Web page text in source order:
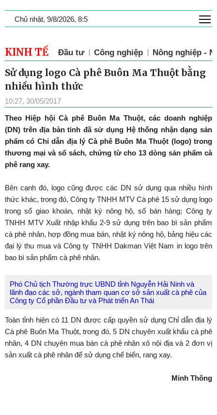
Chủ nhật, 9/8/2026, 8:5
KINH TẾ Đầu tư Công nghiệp Nông nghiệp -
Sử dụng logo Cà phê Buôn Ma Thuột bằng
nhiều hình thức
10:27, 30/05/2017
Theo Hiệp hội Cà phê Buôn Ma Thuột, các doanh nghiệp
(DN) trên địa bàn tỉnh đã sử dụng Hệ thống nhận dạng sản
phẩm có Chỉ dẫn địa lý Cà phê Buôn Ma Thuột (logo) trong
thương mại và sổ sách, chứng từ cho 13 dòng sản phẩm cà
phê rang xay.
Bên cạnh đó, logo cũng được các DN sử dụng qua nhiều hình
thức khác, trong đó, Công ty TNHH MTV Cà phê 15 sử dụng logo
trong sổ giao khoán, nhật ký nông hộ, sổ bán hàng; Công ty
TNHH MTV Xuất nhập khẩu 2-9 sử dụng trên bao bì sản phẩm
cà phê nhân, hợp đồng mua bán, nhật ký nông hộ, bảng hiệu các
đại lý thu mua và Công ty TNHH Dakman Việt Nam in logo trên
bao bì sản phẩm cà phê nhân.
Phó Chủ tịch Thường trực UBND tỉnh Nguyễn Hải Ninh và
lãnh đạo các sở, ngành tham quan cơ sở sản xuất cà phê của
Công ty Cổ phần Đầu tư và Phát triển An Thái
Toàn tỉnh hiện có 11 DN được cấp quyền sử dụng Chỉ dẫn địa lý
Cà phê Buôn Ma Thuột, trong đó, 5 DN chuyên xuất khẩu cà phê
nhân, 4 DN chuyên mua bán cà phê nhân xô nội địa và 2 đơn vị
sản xuất cà phê nhân để sử dụng chế biến, rang xay.
Minh Thông